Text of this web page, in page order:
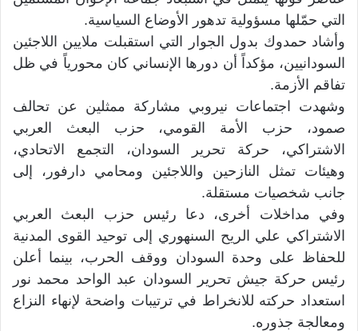
التي حمّلها مسؤولية تدهور الأوضاع السياسية.
وأشاد حمدوك بدول الجوار التي استقبلت ملايين اللاجئين
السودانيين، مؤكداً أن دورها الإنساني كان محورياً في ظل
تفاقم الأزمة.
وشهدت اجتماعات نيروبي مشاركة ممثلين عن تحالف
صمود، حزب الأمة القومي، حزب البعث العربي
الاشتراكي، حركة تحرير السودان، التجمع الاتحادي،
وهيئات تمثل النازحين واللاجئين ومحامي دارفور، إلى
جانب شخصيات مستقلة.
وفي مداخلات أخرى، دعا رئيس حزب البعث العربي
الاشتراكي علي الريح السنهوري إلى توحيد القوى المدنية
للحفاظ على وحدة السودان ووقف الحرب، بينما أعلن
رئيس حركة جيش تحرير السودان عبد الواحد محمد نور
استعداد حركته للانخراط في ترتيبات واضحة لإنهاء النزاع
ومعالجة جذوره.